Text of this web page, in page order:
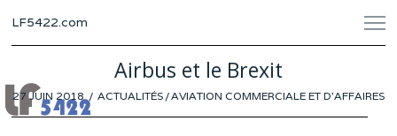
LF5422.com
Airbus et le Brexit
POSTED
ON
27 JUIN 2018 ACTUALITÉS /AVIATION COMMERCIALE ET D'AFFAIRES